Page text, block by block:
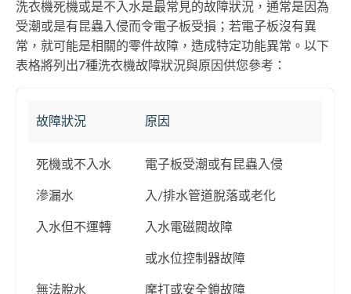
洗衣機死機或是不入水是最常見的故障狀況，通常是因為
受潮或是有昆蟲入侵而令電子板受損；若電子板沒有異
常，就可能是相關的零件故障，造成特定功能異常。以下
表格將列出7種洗衣機故障狀況與原因供您參考：
故障狀況 原因
死機或不入水 電子板受潮或有昆蟲入侵
滲漏水 入/排水管道脫落或老化
入水但不運轉 入水電磁閥故障
或水位控制器故障
無法脫水 摩打或安全鎖故障